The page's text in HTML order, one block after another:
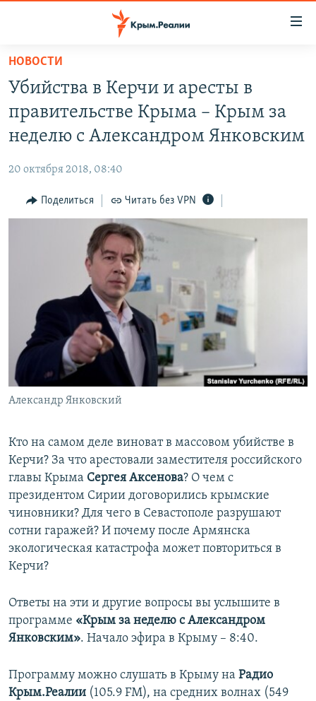
Вернуться
основному
содержанию
Вернутся
главной
навигации
Вернутся
НОВОСТИ
11 ЛЕТ ОККУПАЦИИ КРЫМА. 11 ИСТОРИЙ СОПРОТИВЛЕНИЯ
ВОДА
ЕЩЕ
ИНТЕРАКТИВ
ТЕЛЕПРОЕКТ КРЫМ.РЕАЛИИ
СОВЕТЫ ПРАВОЗАЩИТНИКОВ
ПРОПАВШИЕ БЕЗ ВЕСТИ
ПОБЕДИТЕЛЕЙ НЕ СУДЯТ?
КРЫМ.НЕПОКОРЕННЫЙ
ELIFBE
УКРАИНСКАЯ ПРОБЛЕМА КРЫМА
РАДІО СВОБОДА
КАК ОБОЙТИ БЛОКИРОВКУ
ПРИСОЕДИНЯЙТЕСЬ!
НОВОСТИ
Убийства в Керчи и аресты в
правительстве Крыма – Крым за
неделю с Александром Янковским
20 октября 2018, 08:40
Поделиться Читать без VPN
Александр Янковский
Кто на самом деле виноват в массовом убийстве в
Керчи? За что арестовали заместителя российского
главы Крыма Сергея Аксенова? О чем с
президентом Сирии договорились крымские
чиновники? Для чего в Севастополе разрушают
сотни гаражей? И почему после Армянска
экологическая катастрофа может повториться в
Керчи?
Ответы на эти и другие вопросы вы услышите в
программе «Крым за неделю с Александром
Янковским». Начало эфира в Крыму – 8:40.
Программу можно слушать в Крыму на Радио
Крым.Реалии (105.9 FM), на средних волнах (549